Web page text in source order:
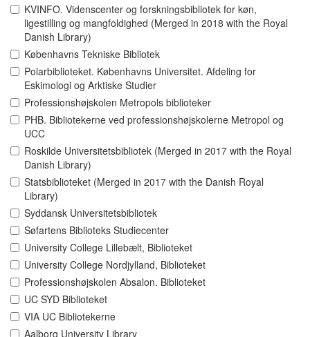
KVINFO. Videnscenter og forskningsbibliotek for køn,
ligestilling og mangfoldighed (Merged in 2018 with the Royal
Danish Library)
Københavns Tekniske Bibliotek
Polarbiblioteket. Københavns Universitet. Afdeling for
Eskimologi og Arktiske Studier
Professionshøjskolen Metropols biblioteker
PHB. Bibliotekerne ved professionshøjskolerne Metropol og
UCC
Roskilde Universitetsbibliotek (Merged in 2017 with the Royal
Danish Library)
Statsbiblioteket (Merged in 2017 with the Danish Royal
Library)
Syddansk Universitetsbibliotek
Søfartens Biblioteks Studiecenter
University College Lillebælt, Biblioteket
University College Nordjylland, Biblioteket
Professionshøjskolen Absalon. Biblioteket
UC SYD Biblioteket
VIA UC Bibliotekerne
Aalborg University Library